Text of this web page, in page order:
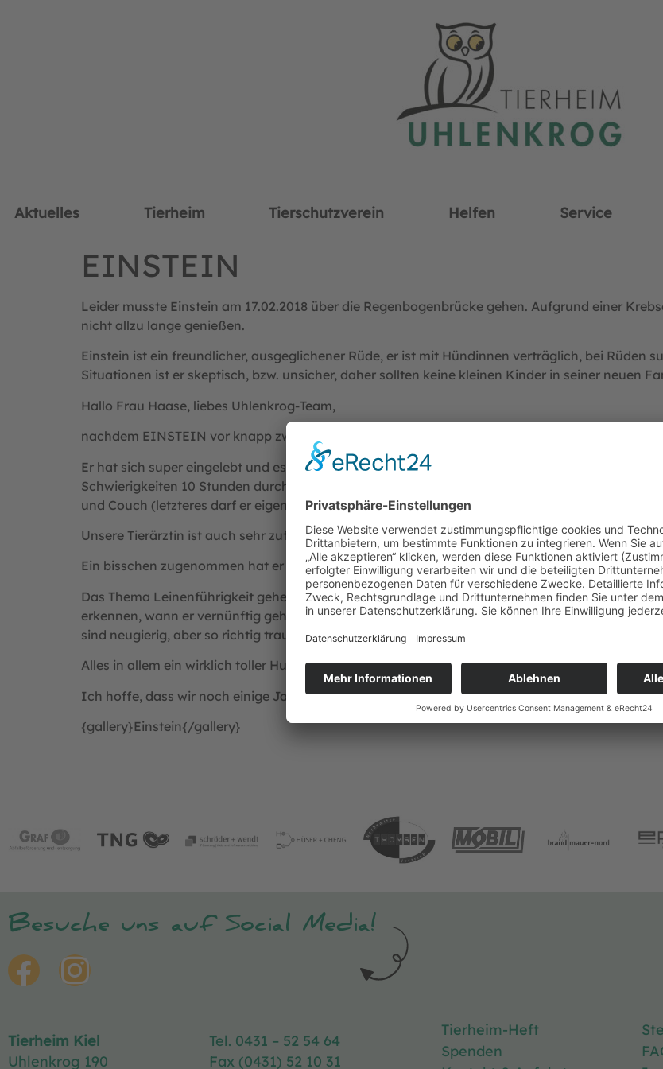
Aktuelles Tierheim Tierschutzverein Helfen Service
EINSTEIN
Leider musste Einstein am 17.02.2018 über die Regenbogenbrücke gehen. Aufgrund einer
nicht allzu lange genießen.
Einstein ist ein freundlicher, ausgeglichener Rüde, er ist mit Hündinnen verträglich, bei Rüden
Situationen ist er skeptisch, bzw. unsicher, daher sollten keine kleinen Kinder in seiner neuen
Hallo Frau Haase, liebes Uhlenkrog-Team,
nachdem EINSTEIN vor knapp zwei Monaten bei uns eingezogen ist, hier ein paar Bilder von
Er hat sich super eingelebt und es gibt keinerlei Probleme mehr mit irgendwelchen
Schwierigkeiten 10 Stunden durchgehalten. Das Alleinsein stellt für ihn ebenfalls keine
und Couch (letzteres darf er eigentlich nicht und macht er auch nur, wenn wir es nicht
Unsere Tierärztin ist auch sehr zufrieden, die Prostata hat Normalgröße.
Ein bisschen zugenommen hat er auch wieder, er wiegt jetzt wieder 33-35 kg.
Das Thema Leinenführigkeit gehen wir jetzt mit dem DOGS-Team von Marc & Corinna
erkennen, wann er vernünftig geht und wann er wie wild zieht. Mit unseren Katzen ist es noch
sind neugierig, aber so richtig traut sich noch keiner. Das wird noch seine Zeit dauern, aber
Alles in allem ein wirklich toller Hund, der gern überall dabei ist.
Ich hoffe, dass wir noch einige Jahre mit ihm haben werden.
{gallery}Einstein{/gallery}
Besuche uns auf Social Media!
Tierheim Kiel
Uhlenkrog 190
Tel. 0431 – 52 54 64
Fax (0431) 52 10 31
Tierheim-Heft
Spenden